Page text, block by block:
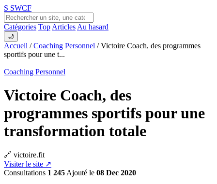
S SWCF
Catégories Top Articles Au hasard
🌙
Accueil /Coaching Personnel /Victoire Coach, des programmes
sportifs pour une t...
Coaching Personnel
Victoire Coach, des
programmes sportifs pour une
transformation totale
🔗 victoire.fit
Visiter le site ↗
Consultations 1 245 Ajouté le 08 Dec 2020